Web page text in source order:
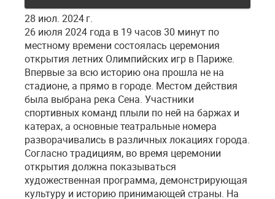
28 июл. 2024 г.
26 июля 2024 года в 19 часов 30 минут по
местному времени состоялась церемония
открытия летних Олимпийских игр в Париже.
Впервые за всю историю она прошла не на
стадионе, а прямо в городе. Местом действия
была выбрана река Сена. Участники
спортивных команд плыли по ней на баржах и
катерах, а основные театральные номера
разворачивались в различных локациях города.
Согласно традициям, во время церемонии
открытия должна показываться
художественная программа, демонстрирующая
культуру и историю принимающей страны. На